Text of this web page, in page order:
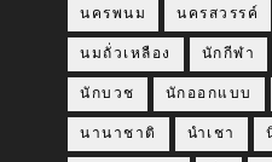
นครพนม นครสวรรค์
นมถั่วเหลือง นักกีฬา
นักบวช นักออกแบบ
นานาชาติ นำเชา